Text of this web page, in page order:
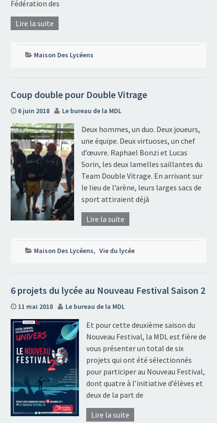
Fédération des
Lire la suite
Maison Des Lycéens
Coup double pour Double Vitrage
6 juin 2018 Le bureau de la MDL
Deux hommes, un duo. Deux joueurs,
une équipe. Deux virtuoses, un chef
d’œuvre. Raphael Bonzi et Lucas
Sorin, les deux lamelles saillantes du
Team Double Vitrage. En arrivant sur
le lieu de l’arène, leurs larges sacs de
sport attiraient déjà
Lire la suite
Maison Des Lycéens, Vie du lycée
6 projets du lycée au Nouveau Festival Saison 2
11 mai 2018 Le bureau de la MDL
Et pour cette deuxième saison du
Nouveau Festival, la MDL est fière de
vous présenter un total de six
projets qui ont été sélectionnés
pour participer au Nouveau Festival,
dont quatre à l’initiative d’élèves et
deux de la part de
Lire la suite